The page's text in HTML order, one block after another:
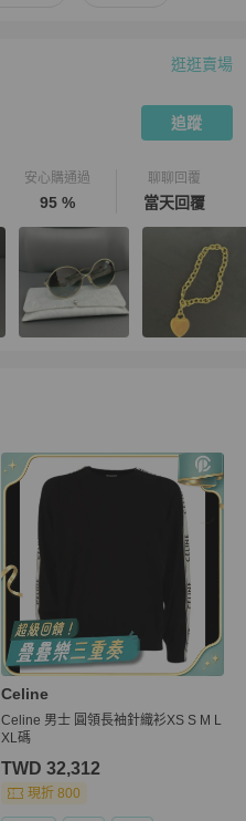
逛逛賣場
追蹤
安心購通過
95 %
聊聊回覆
當天回覆
Celine
Celine 男士 圓領長袖針織衫XS S M L
XL碼
TWD 32,312
現折 800